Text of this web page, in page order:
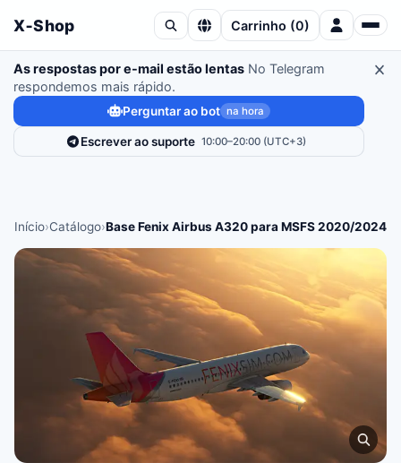
X‑Shop Carrinho (0)
As respostas por e-mail estão lentas No Telegram
respondemos mais rápido.
Perguntar ao bot na hora
Escrever ao suporte 10:00–20:00 (UTC+3)
Início›Catálogo›Base Fenix ​​Airbus A320 para MSFS 2020/2024